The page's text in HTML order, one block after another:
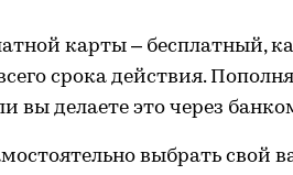
карты – бесплатный,
срока действия.
вы делаете это через
выбрать свой